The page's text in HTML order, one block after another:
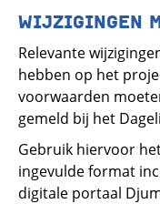
WIJZIGINGEN
Relevante
hebben op het
voorwaarden
gemeld bij het
Gebruik hiervoor
ingevulde format
digitale portaal